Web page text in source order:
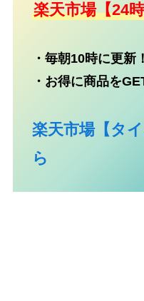
楽天市場【24
・毎朝10時に更新
・お得に商品を
楽天市場【タ
ら